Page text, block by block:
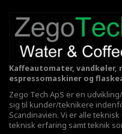
Kaffeautomater, vandkøler,
espressomaskiner og
Zego Tech ApS er en
sig til kunder/teknikere
Scandinavien. Vi er alle
teknisk erfaring samt teknik